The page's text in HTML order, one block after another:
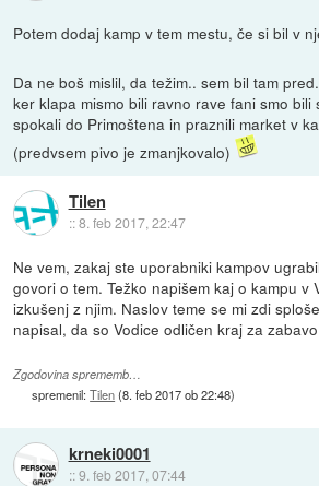
Potem dodaj kamp v tem mestu, če si bil v
Da ne boš mislil, da težim.. sem bil tam
ker klapa mismo bili ravno rave fani smo bili
spokali do Primoštena in praznili market v
(predvsem pivo je zmanjkovalo)
Tilen
::8. feb 2017, 22:47
Ne vem, zakaj ste uporabniki kampov
govori o tem. Težko napišem kaj o kampu v
izkušenj z njim. Naslov teme se mi zdi
napisal, da so Vodice odličen kraj za
Zgodovina sprememb…
spremenil:Tilen(8. feb 2017 ob 22:48)
krneki0001
::9. feb 2017, 07:44